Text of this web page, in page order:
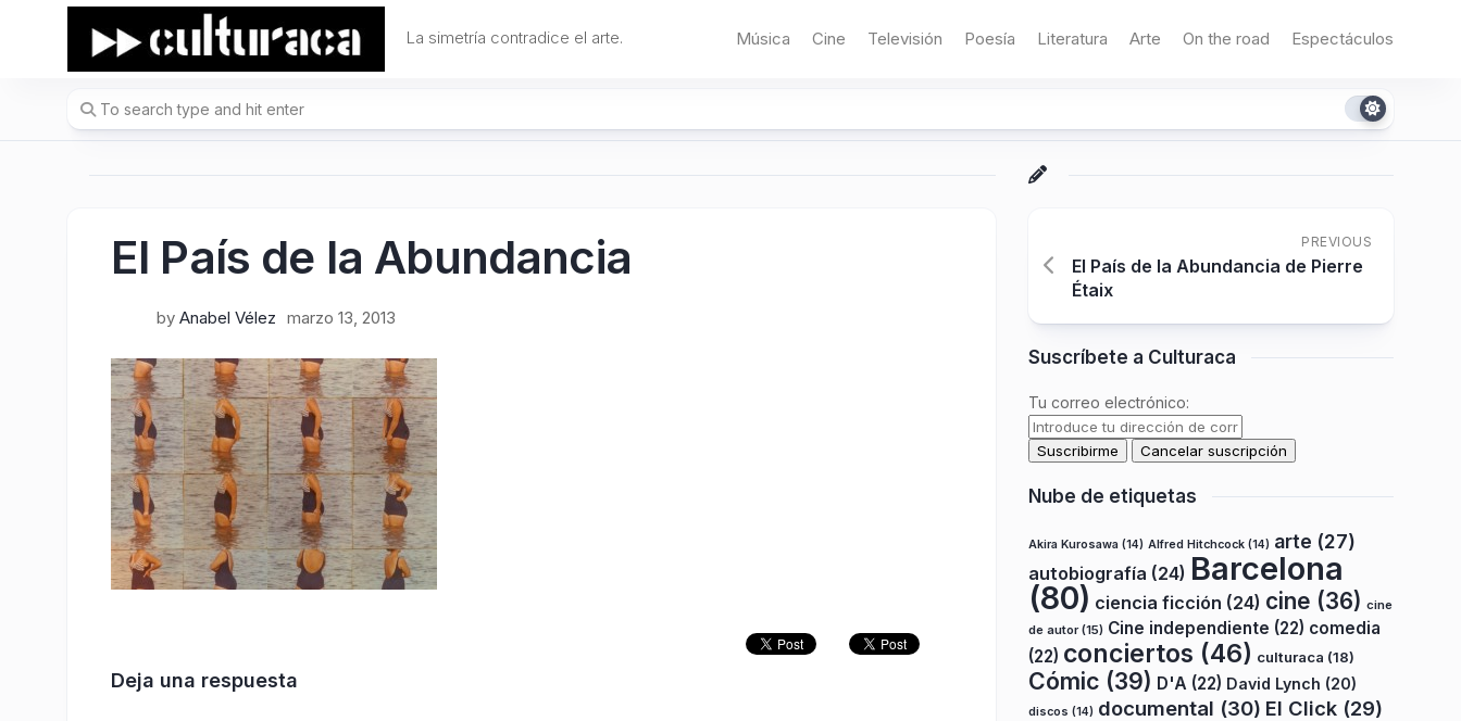
La simetría contradice el arte. Música Cine Televisión Poesía Literatura Arte On the road Espectáculos
El País de la Abundancia
by Anabel Vélez marzo 13, 2013
Deja una respuesta
PREVIOUS
El País de la Abundancia de Pierre
Étaix
Suscríbete a Culturaca
Tu correo electrónico:
Nube de etiquetas
Akira Kurosawa (14) Alfred Hitchcock (14) arte (27)
autobiografía (24) Barcelona
(80) ciencia ficción (24) cine (36) cine
de autor(15) Cine independiente (22) comedia
(22) conciertos (46) culturaca (18)
Cómic (39) D'A (22) David Lynch (20)
discos (14) documental (30) El Click (29)